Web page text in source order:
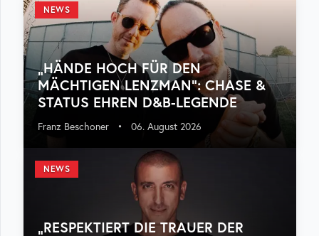
NEWS
„HÄNDE HOCH FÜR DEN
MÄCHTIGEN LENZMAN“: CHASE &
STATUS EHREN D&B-LEGENDE
Franz Beschoner • 06. August 2026
NEWS
„RESPEKTIERT DIE TRAUER DER